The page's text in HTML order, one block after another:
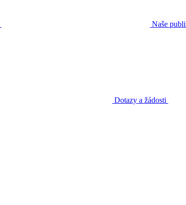
Naše
Dotazy a žádosti